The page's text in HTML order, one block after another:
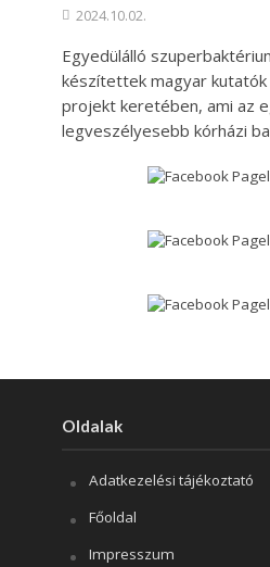
2024.10.02.
Egyedülálló
készítettek magyar
projekt keretében, ami az
legveszélyesebb kórházi
Oldalak
Adatkezelési tájékoztató
Főoldal
Impresszum